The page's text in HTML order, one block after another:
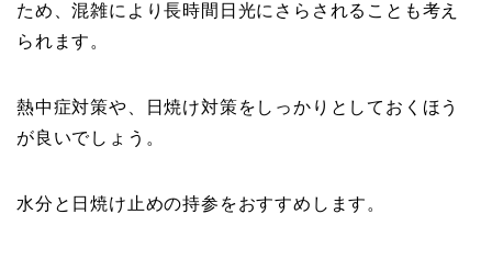
ため、混雑により長時間日光にさらされることも考え
られます。
熱中症対策や、日焼け対策をしっかりとしておくほう
が良いでしょう。
水分と日焼け止めの持参をおすすめします。